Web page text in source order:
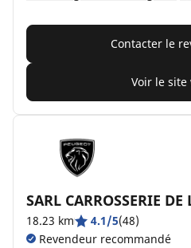
Contacter le
Voir le site
SARL CARROSSERIE DE
18.23 km 4.1/5(48)
Revendeur recommandé